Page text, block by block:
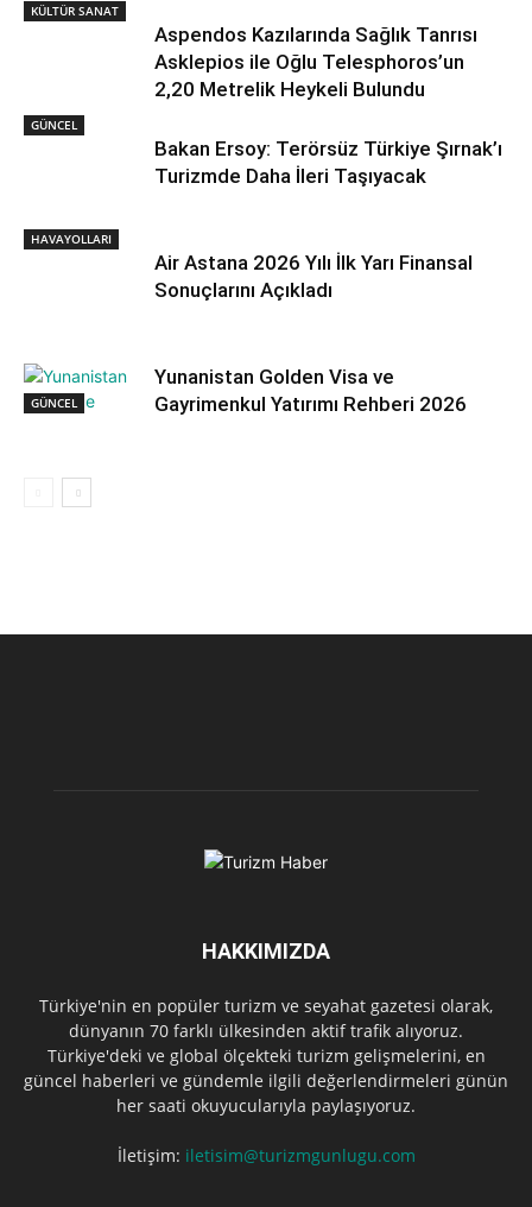
KÜLTÜR SANAT
Aspendos Kazılarında Sağlık Tanrısı
Asklepios ile Oğlu Telesphoros’un
2,20 Metrelik Heykeli Bulundu
GÜNCEL
Bakan Ersoy: Terörsüz Türkiye Şırnak’ı
Turizmde Daha İleri Taşıyacak
HAVAYOLLARI
Air Astana 2026 Yılı İlk Yarı Finansal
Sonuçlarını Açıkladı
GÜNCEL
Yunanistan Golden Visa ve
Gayrimenkul Yatırımı Rehberi 2026
HAKKIMIZDA
Türkiye'nin en popüler turizm ve seyahat gazetesi olarak,
dünyanın 70 farklı ülkesinden aktif trafik alıyoruz.
Türkiye'deki ve global ölçekteki turizm gelişmelerini, en
güncel haberleri ve gündemle ilgili değerlendirmeleri günün
her saati okuyucularıyla paylaşıyoruz.
İletişim: iletisim@turizmgunlugu.com